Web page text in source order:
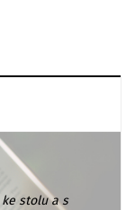
stolu a s